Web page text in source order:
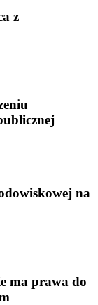
z
na
ma prawa do